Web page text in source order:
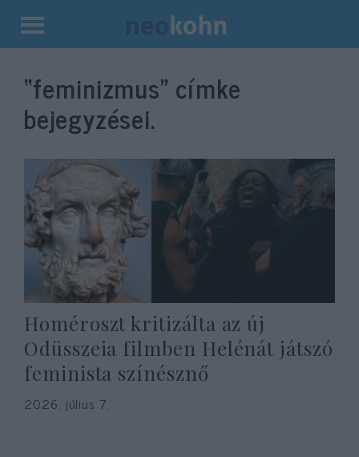
Kilépés
tartalomba
“feminizmus” címke
bejegyzései.
Homéroszt kritizálta az új
Odüsszeia filmben Helénát játszó
feminista színésznő
2026. július 7.